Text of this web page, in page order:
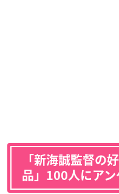
「新海誠監督の
品」100人にア